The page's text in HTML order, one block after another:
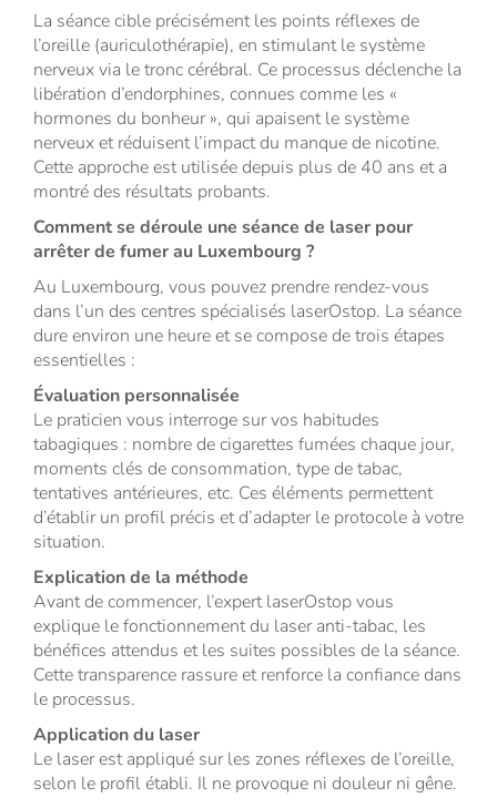
La séance cible précisément les points réflexes de
l’oreille (auriculothérapie), en stimulant le système
nerveux via le tronc cérébral. Ce processus déclenche la
libération d’endorphines, connues comme les «
hormones du bonheur », qui apaisent le système
nerveux et réduisent l’impact du manque de nicotine.
Cette approche est utilisée depuis plus de 40 ans et a
montré des résultats probants.
Comment se déroule une séance de laser pour
arrêter de fumer au Luxembourg ?
Au Luxembourg, vous pouvez prendre rendez-vous
dans l’un des centres spécialisés laserOstop. La séance
dure environ une heure et se compose de trois étapes
essentielles :
Évaluation personnalisée
Le praticien vous interroge sur vos habitudes
tabagiques : nombre de cigarettes fumées chaque jour,
moments clés de consommation, type de tabac,
tentatives antérieures, etc. Ces éléments permettent
d’établir un profil précis et d’adapter le protocole à votre
situation.
Explication de la méthode
Avant de commencer, l’expert laserOstop vous
explique le fonctionnement du laser anti-tabac, les
bénéfices attendus et les suites possibles de la séance.
Cette transparence rassure et renforce la confiance dans
le processus.
Application du laser
Le laser est appliqué sur les zones réflexes de l’oreille,
selon le profil établi. Il ne provoque ni douleur ni gêne.